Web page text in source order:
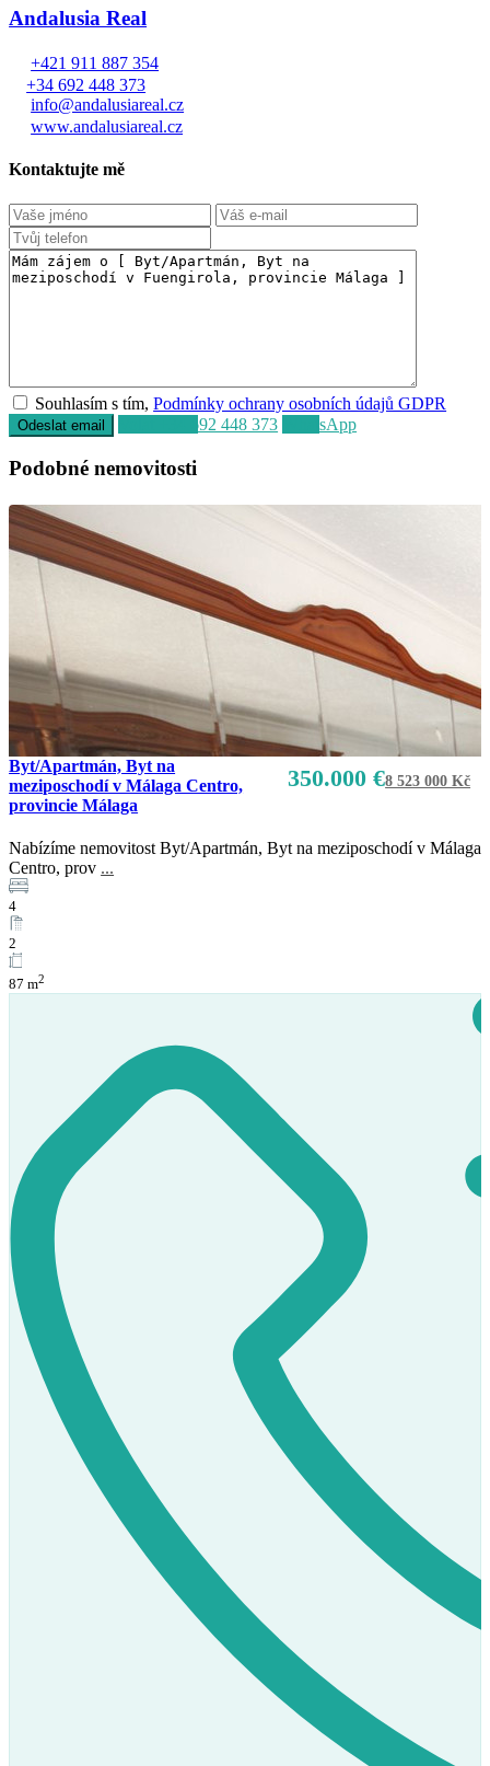
Andalusia Real
+421 911 887 354
+34 692 448 373
info@andalusiareal.cz
www.andalusiareal.cz
Kontaktujte mě
Souhlasím s tím,Podmínky ochrany osobních údajů GDPR
+34 692 448 373 WhatsApp
Podobné nemovitosti
350.000 €8 523 000 Kč
Byt/Apartmán, Byt na
meziposchodí v Málaga Centro,
provincie Málaga
Nabízíme nemovitost Byt/Apartmán, Byt na meziposchodí v Málaga
Centro, prov ...
4
2
87 m2